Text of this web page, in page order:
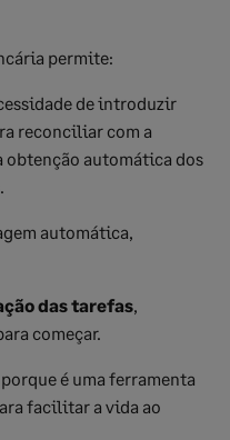
permite:
de introduzir
reconciliar com a
automática dos
automática,
das tarefas,
começar.
porque é uma ferramenta
facilitar a vida ao